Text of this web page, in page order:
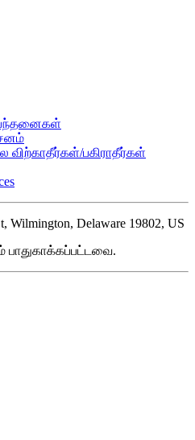
பகிராதீர்கள்
Wilmington, Delaware 19802, US
பாதுகாக்கப்பட்டவை.